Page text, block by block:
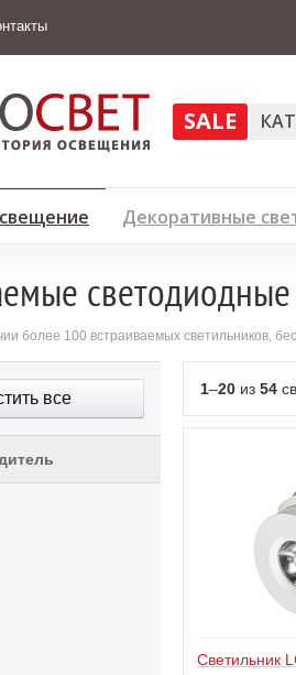
SALE
Декоративные
более 100 встраиваемых светильников,
1–20 из 54
Светильник
все